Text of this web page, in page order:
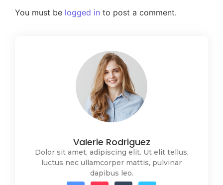
You must be logged in to post a comment.
Valerie Rodriguez
Dolor sit amet, adipiscing elit. Ut elit tellus,
luctus nec ullamcorper mattis, pulvinar
dapibus leo.